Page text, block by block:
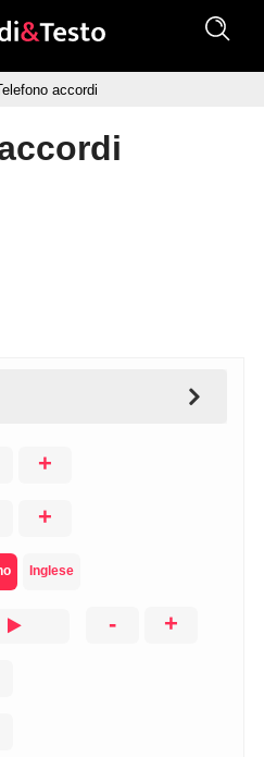
accordi
+
+
Inglese
- +